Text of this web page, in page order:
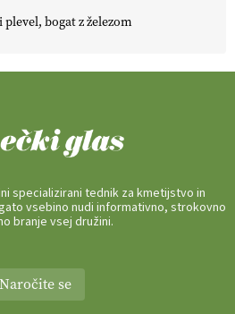
bogat z železom
specializirani tednik za kmetijstvo in
vsebino nudi informativno, strokovno
branje vsej družini.
Naročite se